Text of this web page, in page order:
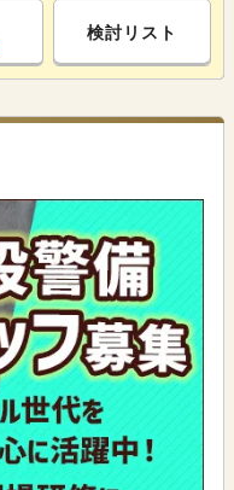
検討リスト